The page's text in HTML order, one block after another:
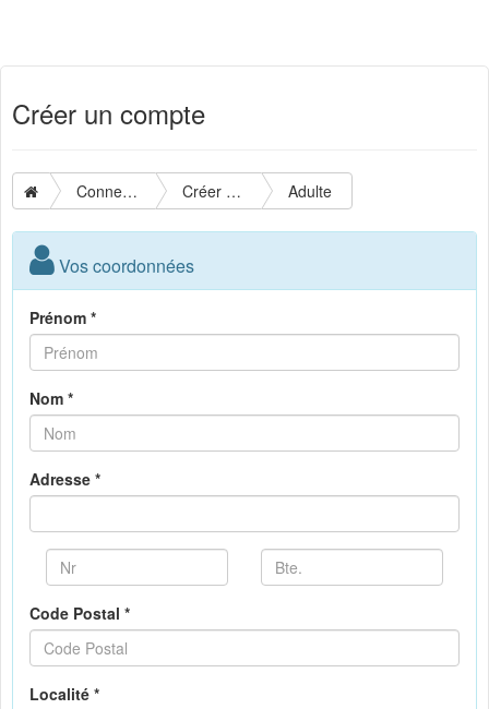
Créer un compte
Connexion Créer un compte Adulte
Vos coordonnées
Prénom *
Nom *
Adresse *
Code Postal *
Localité *